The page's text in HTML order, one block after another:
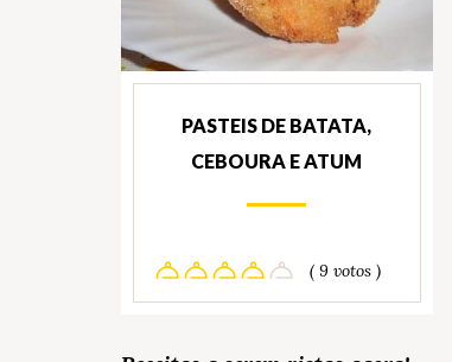
PASTEIS DE BATATA,
CEBOURA E ATUM
( 9 votos )